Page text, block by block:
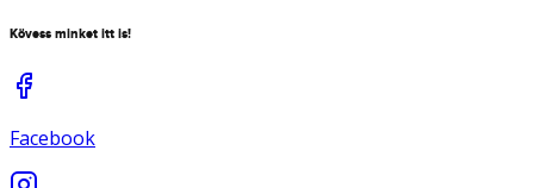
Kövess minket itt is!
Facebook